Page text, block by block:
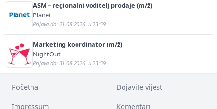
ASM – regionalni voditelj prodaje (m/ž)
Planet
Prijava do: 21.08.2026. u 23:59
Marketing koordinator (m/ž)
NightOut
Prijava do: 31.08.2026. u 23:59
Početna Dojavite vijest
Impressum Komentari